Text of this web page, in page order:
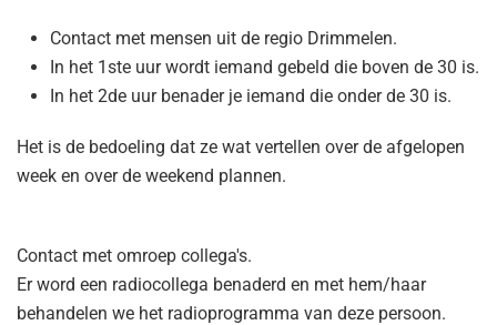
Contact met mensen uit de regio Drimmelen.
In het 1ste uur wordt iemand gebeld die boven de 30 is.
In het 2de uur benader je iemand die onder de 30 is.
Het is de bedoeling dat ze wat vertellen over de afgelopen
week en over de weekend plannen.
Contact met omroep collega's.
Er word een radiocollega benaderd en met hem/haar
behandelen we het radioprogramma van deze persoon.